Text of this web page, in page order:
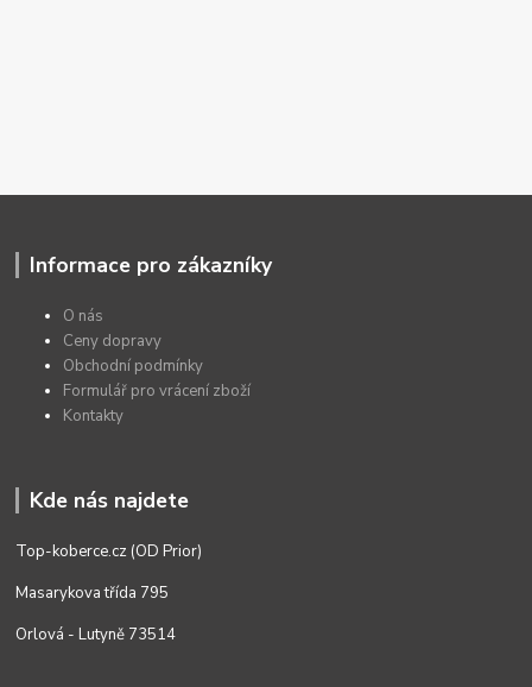
Informace pro zákazníky
O nás
Ceny dopravy
Obchodní podmínky
Formulář pro vrácení zboží
Kontakty
Kde nás najdete
Top-koberce.cz (OD Prior)
Masarykova třída 795
Orlová - Lutyně 73514